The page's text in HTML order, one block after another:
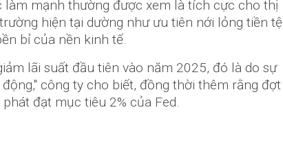
làm mạnh thường được xem là tích cực cho thị
hiện tại dường như ưu tiên nới lỏng tiền tệ
bỉ của nền kinh tế.
lãi suất đầu tiên vào năm 2025, đó là do sự
công ty cho biết, đồng thời thêm rằng đợt
đạt mục tiêu 2% của Fed.